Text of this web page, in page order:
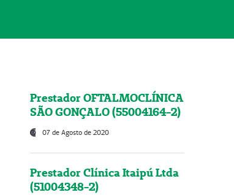
Prestador OFTALMOCLÍNICA
SÃO GONÇALO (55004164-2)
07 de Agosto de 2020
Prestador Clínica Itaipú Ltda
(51004348-2)